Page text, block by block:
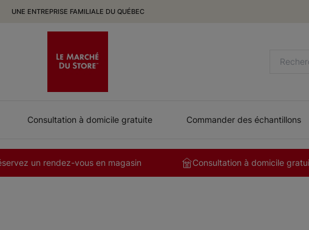
UNE ENTREPRISE FAMILIALE DU QUÉBEC
Consultation à domicile gratuite Commander des échantillons
un rendez-vous en magasin Consultation à domicile